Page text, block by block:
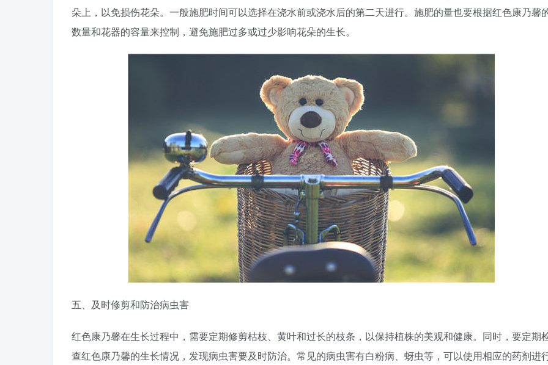
朵上，以免损伤花朵。一般施肥时间可以选择在浇水前或浇水后的第二天进行。施肥的量也要根据红色康乃馨
数量和花器的容量来控制，避免施肥过多或过少影响花朵的生长。
五、及时修剪和防治病虫害
红色康乃馨在生长过程中，需要定期修剪枯枝、黄叶和过长的枝条，以保持植株的美观和健康。同时，要定期
查红色康乃馨的生长情况，发现病虫害要及时防治。常见的病虫害有白粉病、蚜虫等，可以使用相应的药剂进